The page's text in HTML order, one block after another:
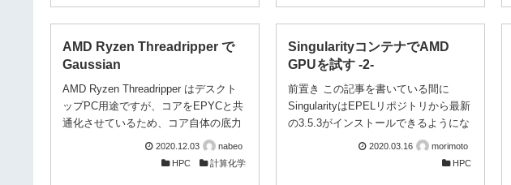
日基調講演や6月の「Data Center and
AI Technology Premiere」で発表され
ていましたが、今回サンノゼで開催
さ...
リアサイズが縮小されている、従来の
4MB/コアから2MB/コアに3次キャッシ
ュが縮小されている、1つのダイに2つ
のCCXが搭載されそれらがIoD経由で
通信される、といった差異がありま
ドのワークロード向け...
AMD Ryzen Threadripper で
Gaussian
AMD Ryzen Threadripper はデスクト
ップPC用途ですが、コアをEPYCと共
通化させているため、コア自体の底力
は、なかなか期待できるものです。
Gaussian16 Rev. C.01 でいつもの
2020.12.03
nabeo
HPC
計算化学
SingularityコンテナでAMD
GPUを試す -2-
前置き この記事を書いている間に
SingularityはEPELリポジトリから最新
の3.5.3がインストールできるようにな
り、GROMACSは2020.1がリリースさ
れました。ちなみにGROMACSは「誤
2020.03.16
morimoto
HPC